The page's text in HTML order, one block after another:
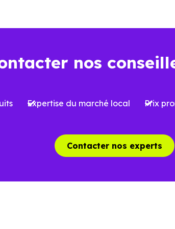
où l’attractivité peut varier selon les
nos
Expertise du marché local Prix
Contacter nos experts